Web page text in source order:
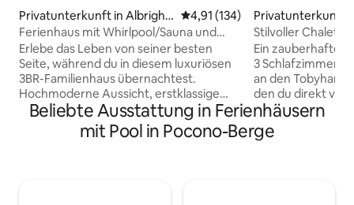
Privatunterkunft in Albright
sville
Durchschnittliche Bewertung:
4,91 (134)
Ferienhaus mit Whirlpool/Sauna und
Spielzimmer
Erlebe das Leben von seiner besten
Seite, während du in diesem luxuriösen
3BR-Familienhaus übernachtest.
Hochmoderne Aussicht, erstklassige
Annehmlichkeiten und komfortables
Ambiente – in diesem wunderschönen
Haus dreht sich alles um Klasse und
Privatunterkunft
na
Stilvoller Chalet-
Ein zauberhaftes
3 Schlafzimmern
an den
den du direkt vor
bietet ein
mit großen
einen privaten,
Beliebte Ausstattung in Ferienhäusern
mit Pool in Pocono-Berge